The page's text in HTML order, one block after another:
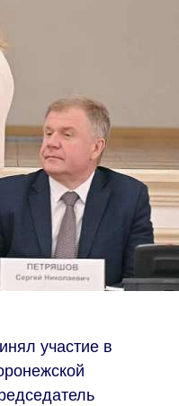
участие в